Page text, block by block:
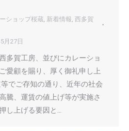
ショップ桜蔵 新着情報 西多賀
月27日
多賀工房、並びにカレーショ
愛顧を賜り、厚く御礼申し上
でご存知の通り、近年の社会
騰、運賃の値上げ等が実施さ
し上げる要因と…